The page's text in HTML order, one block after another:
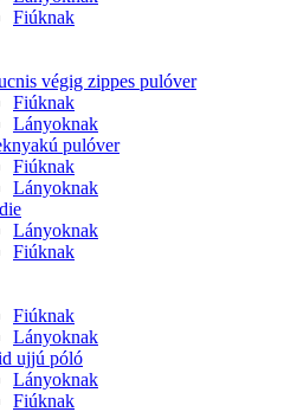
Fiúknak
végig zippes pulóver
Fiúknak
Lányoknak
pulóver
Fiúknak
Lányoknak
Lányoknak
Fiúknak
Fiúknak
Lányoknak
ujjú póló
Lányoknak
Fiúknak